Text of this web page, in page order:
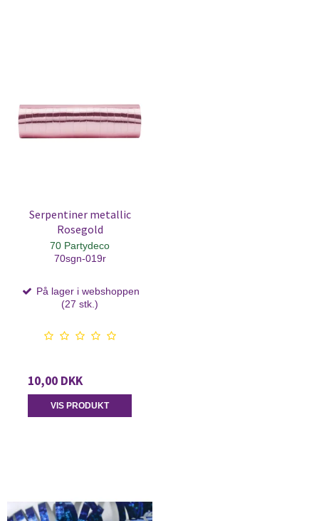
Serpentiner metallic
Rosegold
70 Partydeco
70sgn-019r
På lager i webshoppen
(27 stk.)
10,00 DKK
VIS PRODUKT